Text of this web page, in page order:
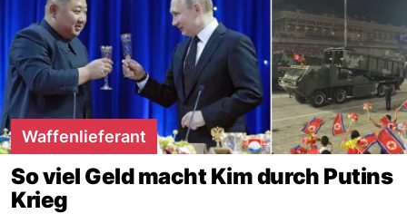
Waffenlieferant
So viel Geld macht Kim durch Putins
Krieg